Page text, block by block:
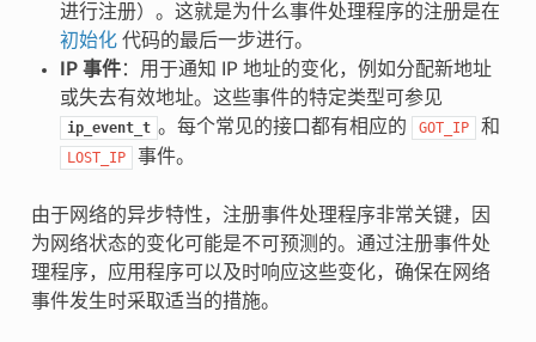
进行注册）。这就是为什么事件处理程序的注册是在
初始化代码的最后一步进行。
IP 事件：用于通知 IP 地址的变化，例如分配新地址
或失去有效地址。这些事件的特定类型可参见
ip_event_t 。每个常见的接口都有相应的 GOT_IP 和
LOST_IP 事件。
由于网络的异步特性，注册事件处理程序非常关键，因
为网络状态的变化可能是不可预测的。通过注册事件处
理程序，应用程序可以及时响应这些变化，确保在网络
事件发生时采取适当的措施。